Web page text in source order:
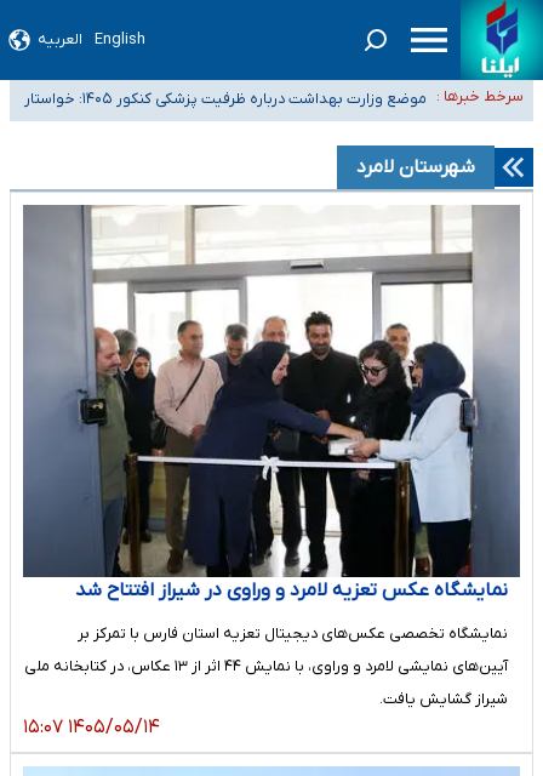
English العربیه
سرخط خبرها :
۴۰ تا ۵۰ روز گرمای نسبی در پیش داریم/ دمای تهران به ۳۸ درجه می‌رسد
موضع وزارت بهداشت درباره ظرفیت پزشکی کنکور ۱۴۰۵: خواستار
اصلاح ظرفیت‌ها هستیم، اما هنوز پاسخ مشخصی نگرفته‌ایم
تعویق آزمون ورودی دکترای تخصصی فرماندهی صحنه عملیات و دکترای
تخصصی جغرافیای نظامی دافوس آجا
خبرنگاران راویان حقیقت با دغدغه نان، مسکن و بیمه
آخرین وضعیت شیوع عفونت‌های تنفسی در کشور/ خوزستان و کرمان بالاتر از
آستانه هشدار
شهرستان لامرد
نمایشگاه عکس تعزیه لامرد و وراوی در شیراز افتتاح شد
نمایشگاه تخصصی عکس‌های دیجیتال تعزیه استان فارس با تمرکز بر
آیین‌های نمایشی لامرد و وراوی، با نمایش ۴۴ اثر از ۱۳ عکاس، در کتابخانه ملی
شیراز گشایش یافت.
۱۴۰۵/۰۵/۱۴ ۱۵:۰۷